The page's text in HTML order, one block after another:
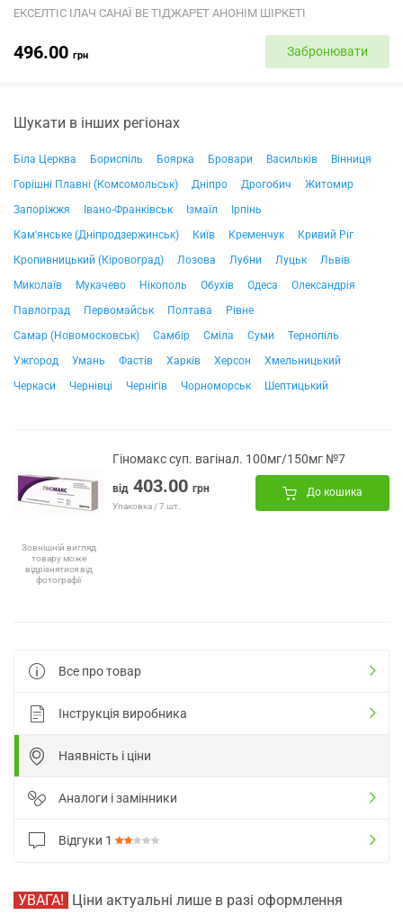
ЕКСЕЛТІС ІЛАЧ САНАЇ ВЕ ТІДЖАРЕТ АНОНІМ ШІРКЕТІ
496.00 грн Забронювати
Шукати в інших регіонах
Біла Церква Бориспіль Боярка Бровари Васильків
Вінниця
Горішні Плавні (Комсомольськ)
Дніпро Дрогобич
Житомир
Запоріжжя
Івано-Франківськ Ізмаїл
Ірпінь
Кам'янське (Дніпродзержинськ)
Київ Кременчук
Кривий Ріг
Кропивницький (Кіровоград)
Лозова Лубни Луцьк
Львів
Миколаїв
Мукачево Нікополь Обухів Одеса
Олександрія
Павлоград
Первомайськ Полтава
Рівне
Самар (Новомосковськ)
Самбір Сміла Суми
Тернопіль
Ужгород
Умань Фастів Харків Херсон
Хмельницький
Черкаси
Чернівці Чернігів Чорноморськ Шептицький
Зовнішній вигляд
товару може
відрізнятися від
фотографії
Гіномакс суп. вагінал. 100мг/150мг №7
від 403.00 грн
Упаковка / 7 шт.
До кошика
Все про товар
Інструкція виробника
Наявність і ціни
Аналоги і замінники
Відгуки 1
УВАГА! Ціни актуальні лише в разі оформлення